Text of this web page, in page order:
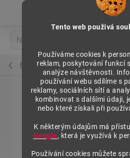
Tento web použivá
Používáme cookies k
reklam, poskytování funkcí
analýze návštěvnosti.
používání webu sdílíme s
reklamy, sociálních sítí a
kombinovat s dalšími údaji,
nebo které získali při
K některým údajům má
Google, která je využívá k
Používání cookies můžete
Prodejní regály SU5